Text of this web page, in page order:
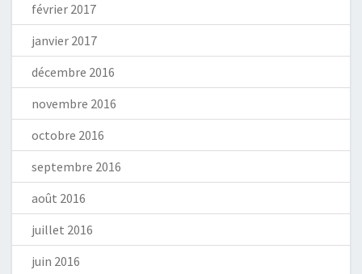
février 2017
janvier 2017
décembre 2016
novembre 2016
octobre 2016
septembre 2016
août 2016
juillet 2016
juin 2016